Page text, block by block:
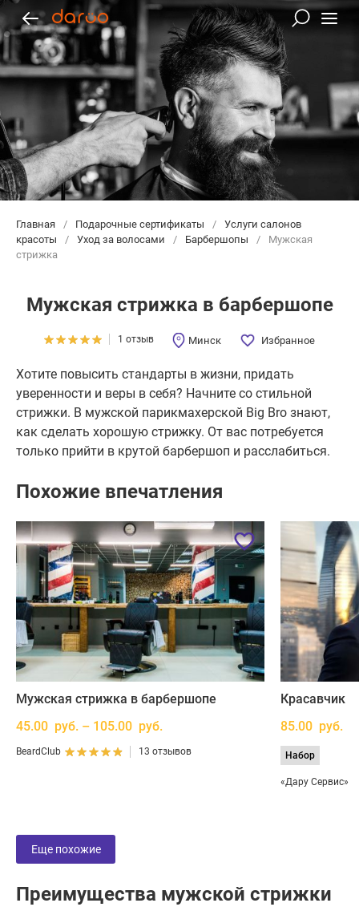
Главная / Подарочные сертификаты /
Услуги салонов
красоты
/ Уход за волосами / Барбершопы /
Мужская
стрижка
Мужская стрижка в барбершопе
1 отзыв Минск Избранное
Хотите повысить стандарты в жизни, придать
уверенности и веры в себя? Начните со стильной
стрижки. В мужской парикмахерской Big Bro знают,
как сделать хорошую стрижку. От вас потребуется
только прийти в крутой барбершоп и расслабиться.
Похожие впечатления
Мужская стрижка в барбершопе
45.00 руб. – 105.00 руб.
BeardClub 13 отзывов
Красавчик
85.00 руб.
Набор
«Дару Сервис»
Еще похожие
Преимущества мужской стрижки